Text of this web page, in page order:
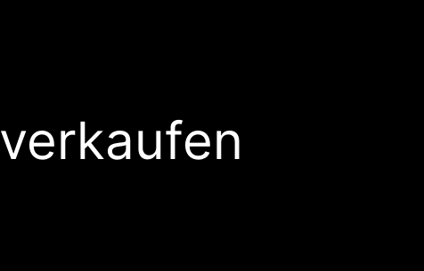
verkaufen